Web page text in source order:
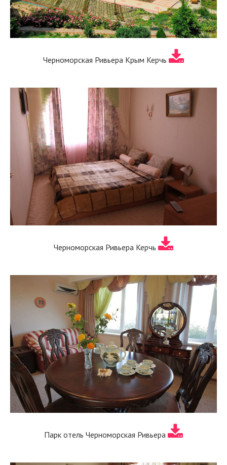
Черноморская Ривьера Крым Керчь
Черноморская Ривьера Керчь
Парк отель Черноморская Ривьера